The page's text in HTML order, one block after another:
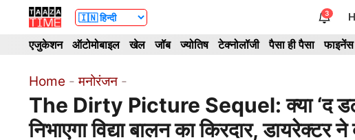
content
3
एजुकेशन ऑटोमोबाइल खेल जॉब ज्योतिष टेक्नोलॉजी पैसा ही पैसा फाइनेंस
Home -मनोरंजन -
The Dirty Picture Sequel: क्या ‘द
निभाएगा विद्या बालन का किरदार, डायरेक्टर